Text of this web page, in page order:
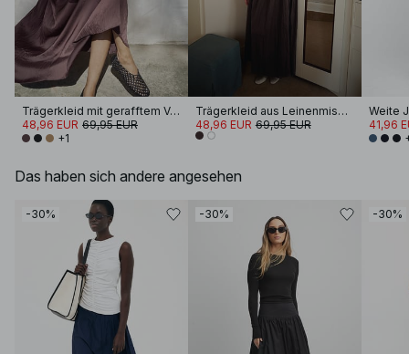
Trägerkleid mit gerafftem Volumen
48,96 EUR 69,95 EUR
+1
Trägerkleid aus Leinenmischung mit Krinkel-Effekt
48,96 EUR 69,95 EUR
Weite
41,96
Das haben sich andere angesehen
-30% -30% -30%